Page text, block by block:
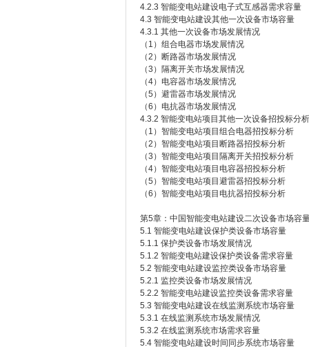
4.2.3 智能变电站建设电子式互感器需求容量
4.3 智能变电站建设其他一次设备市场容量
4.3.1 其他一次设备市场发展情况
（1）组合电器市场发展情况
（2）断路器市场发展情况
（3）隔离开关市场发展情况
（4）电容器市场发展情况
（5）避雷器市场发展情况
（6）电抗器市场发展情况
4.3.2 智能变电站项目其他一次设备招投标分析
（1）智能变电站项目组合电器招投标分析
（2）智能变电站项目断路器招投标分析
（3）智能变电站项目隔离开关招投标分析
（4）智能变电站项目电容器招投标分析
（5）智能变电站项目避雷器招投标分析
（6）智能变电站项目电抗器招投标分析
第5章：中国智能变电站建设二次设备市场容
5.1 智能变电站建设保护类设备市场容量
5.1.1 保护类设备市场发展情况
5.1.2 智能变电站建设保护类设备需求容量
5.2 智能变电站建设监控类设备市场容量
5.2.1 监控类设备市场发展情况
5.2.2 智能变电站建设监控类设备需求容量
5.3 智能变电站建设在线监测系统市场容量
5.3.1 在线监测系统市场发展情况
5.3.2 在线监测系统市场需求容量
5.4 智能变电站建设时间同步系统市场容量